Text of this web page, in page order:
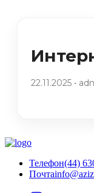
22.11.2025 •
Телефон(44)
Почта